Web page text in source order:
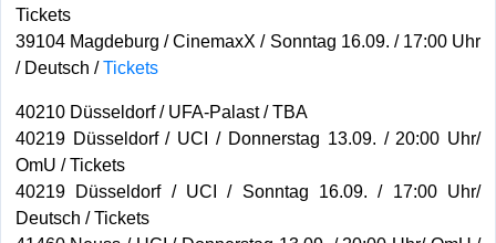
Tickets
39104 Magdeburg / CinemaxX / Sonntag 16.09. / 17:00 Uhr
/ Deutsch /Tickets
40210 Düsseldorf / UFA-Palast / TBA
40219 Düsseldorf / UCI / Donnerstag 13.09. / 20:00 Uhr/
OmU / Tickets
40219 Düsseldorf / UCI / Sonntag 16.09. / 17:00 Uhr/
Deutsch / Tickets